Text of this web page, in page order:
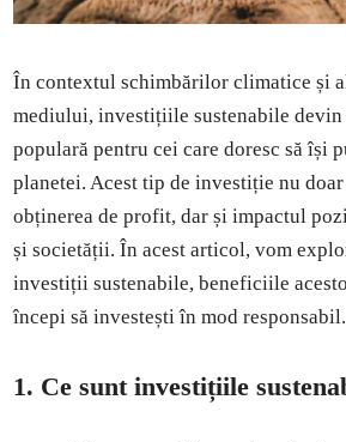
În contextul schimbărilor climatice și
mediului, investițiile sustenabile
populară pentru cei care doresc să își
planetei. Acest tip de investiție nu doar
obținerea de profit, dar și impactul
și societății. În acest articol, vom
investiții sustenabile, beneficiile
începi să investești în mod responsabil.
1. Ce sunt investițiile